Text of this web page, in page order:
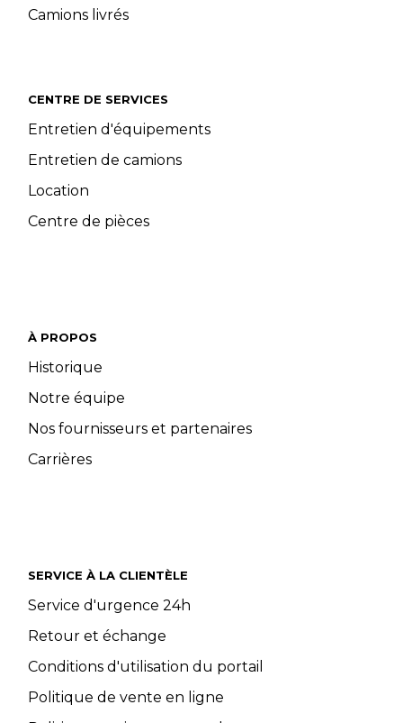
Camions livrés
CENTRE DE SERVICES
Entretien d'équipements
Entretien de camions
Location
Centre de pièces
À PROPOS
Historique
Notre équipe
Nos fournisseurs et partenaires
Carrières
SERVICE À LA CLIENTÈLE
Service d'urgence 24h
Retour et échange
Conditions d'utilisation du portail
Politique de vente en ligne